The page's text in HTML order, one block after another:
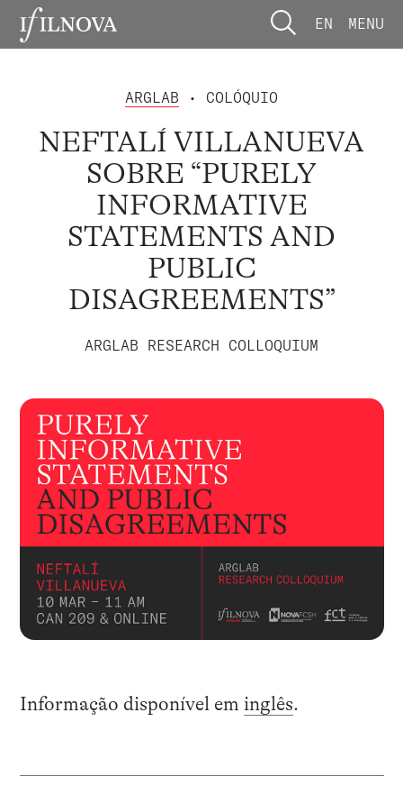
EN MENU
ARGLAB • COLÓQUIO
NEFTALÍ VILLANUEVA
SOBRE “PURELY
INFORMATIVE
STATEMENTS AND
PUBLIC
DISAGREEMENTS”
ARGLAB RESEARCH COLLOQUIUM
Informação disponível em inglês.